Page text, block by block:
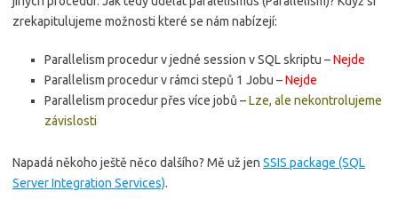
zrekapitulujeme možnosti které se nám nabízejí:
Parallelism procedur v jedné session v SQL skriptu –Nejde
Parallelism procedur v rámci stepů 1 Jobu –Nejde
Parallelism procedur přes více jobů –Lze, ale nekontrolujeme
závislosti
Napadá někoho ještě něco dalšího? Mě už jen SSIS package (SQL
Server Integration Services).